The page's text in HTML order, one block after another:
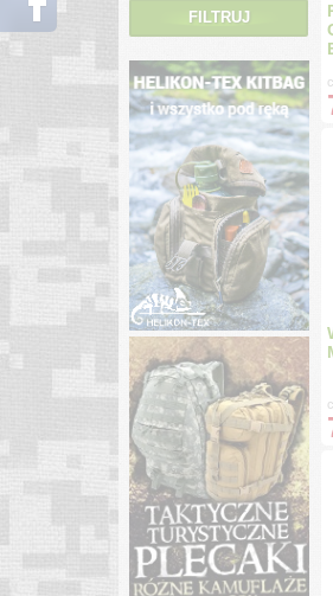
FILTRUJ